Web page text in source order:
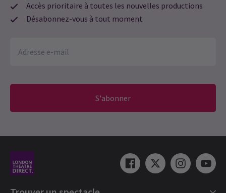
Accès prioritaire à toutes les nouvelles productions
Désabonnez-vous à tout moment
S'abonner